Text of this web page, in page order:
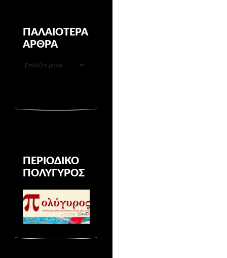
ΠΑΛΑΙΌΤΕΡΑ
ΆΡΘΡΑ
ΠΑΛΑΙΌΤΕΡΑ
ΠΕΡΙΟΔΙΚΌ
ΠΟΛΎΓΥΡΟΣ